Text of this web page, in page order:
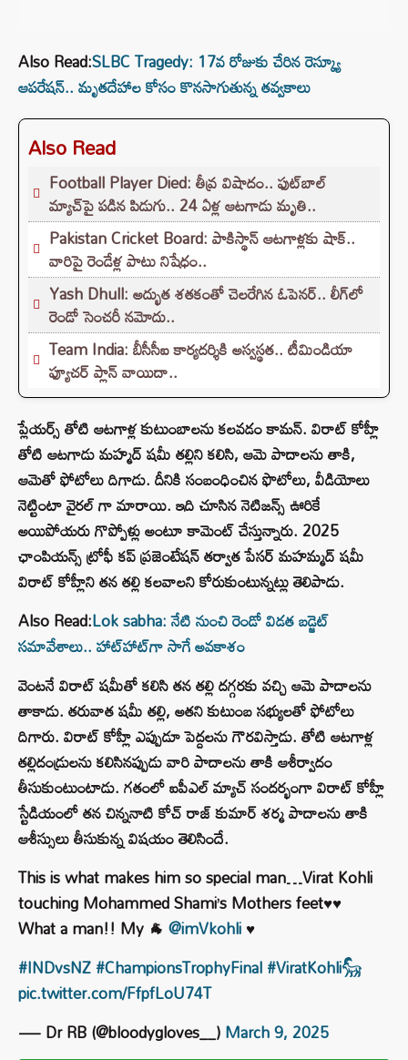
Also Read:SLBC Tragedy: 17వ రోజుకు చేరిన రెస్క్యూ
ఆపరేషన్.. మృతదేహాల కోసం కొనసాగుతున్న తవ్వకాలు
Also Read
Football Player Died: తీవ్ర విషాదం.. ఫుట్‌బాల్
మ్యాచ్‌పై పడిన పిడుగు.. 24 ఏళ్ల ఆటగాడు మృతి..
Pakistan Cricket Board: పాకిస్థాన్ ఆటగాళ్లకు షాక్..
వారిపై రెండేళ్ల పాటు నిషేధం..
Yash Dhull: అద్భుత శతకంతో చెలరేగిన ఓపెనర్.. లీగ్‌లో
రెండో సెంచరీ నమోదు..
Team India: బీసీసీఐ కార్యదర్శికి అస్వస్థత.. టీమిండియా
ఫ్యూచర్ ప్లాన్ వాయిదా..
ప్లేయర్స్ తోటి ఆటగాళ్ల కుటుంబాలను కలవడం కామన్. విరాట్ కోహ్లీ
తోటి ఆటగాడు మహ్మద్ షమీ తల్లిని కలిసి, ఆమె పాదాలను తాకి,
ఆమెతో ఫోటోలు దిగాడు. దీనికి సంబంధించిన ఫొటోలు, వీడియోలు
నెట్టింటా వైరల్ గా మారాయి. ఇది చూసిన నెటిజన్స్ ఊరికే
అయిపోయరు గొప్పోళ్లు అంటూ కామెంట్ చేస్తున్నారు. 2025
ఛాంపియన్స్ ట్రోఫీ కప్ ప్రజెంటేషన్ తర్వాత పేసర్ మహమ్మద్ షమీ
విరాట్ కోహ్లీని తన తల్లి కలవాలని కోరుకుంటున్నట్లు తెలిపాడు.
Also Read:Lok sabha: నేటి నుంచి రెండో విడత బడ్జెట్
సమావేశాలు.. హాట్‌హాట్‌గా సాగే అవకాశం
వెంటనే విరాట్ షమీతో కలిసి తన తల్లి దగ్గరకు వచ్చి ఆమె పాదాలను
తాకాడు. తరువాత షమీ తల్లి, అతని కుటుంబ సభ్యులతో ఫోటోలు
దిగారు. విరాట్ కోహ్లీ ఎప్పుడూ పెద్దలను గౌరవిస్తాడు. తోటి ఆటగాళ్ల
తల్లిదండ్రులను కలిసినప్పుడు వారి పాదాలను తాకి ఆశీర్వాదం
తీసుకుంటుంటాడు. గతంలో ఐపీఎల్ మ్యాచ్ సందర్భంగా విరాట్ కోహ్లీ
స్టేడియంలో తన చిన్ననాటి కోచ్ రాజ్ కుమార్ శర్మ పాదాలను తాకి
ఆశీస్సులు తీసుకున్న విషయం తెలిసిందే.
This is what makes him so special man…Virat Kohli
touching Mohammed Shami’s Mothers feet♥️♥️
What a man!! My 🐐 @imVkohli♥️
#INDvsNZ#ChampionsTrophyFinal#ViratKohli𓃵
pic.twitter.com/FfpfLoU74T
— Dr RB (@bloodygloves__)March 9, 2025